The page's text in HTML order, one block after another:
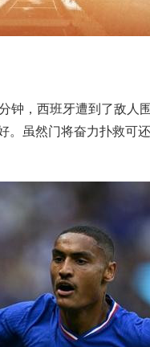
钟，西班牙遭到了敌人
。虽然门将奋力扑救可